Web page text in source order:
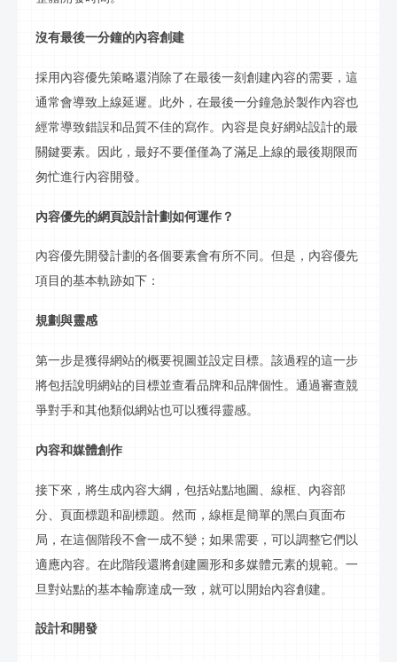
沒有最後一分鐘的內容創建
採用內容優先策略還消除了在最後一刻創建內容的需要，這
通常會導致 上線延遲。此外，在最後一分鐘急於製作內容也
經常導致錯誤和品質不佳的寫作。內容是良好網站設計的最
關鍵要素。因此，最好不要僅僅為了滿足上線的最後期限而
匆忙進行內容開發。
內容優先的網頁設計計劃如何運作？
內容優先開發計劃的各個要素會有所不同。但是，內容優先
項目的基本軌跡如下：
規劃與靈感
第一步是獲得網站的概要視圖並設定目標。該過程的這一步
將包括說明網站的目標並查看品牌和品牌個性。通過審查競
爭對手和其他類似網站也可以獲得靈感。
內容和媒體創作
接下來，將生成內容大綱，包括站點地圖、線框、內容部
分、頁面標題和副標題。然而，線框是簡單的黑白頁面布
局，在這個階段不會一成不變；如果需要，可以調整它們以
適應內容。在此階段還將創建圖形和多媒體元素的規範。一
旦對站點的基本輪廓達成一致，就可以開始內容創建。
設計和開發